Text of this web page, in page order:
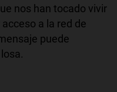
nos han tocado vivir
a la red de
puede